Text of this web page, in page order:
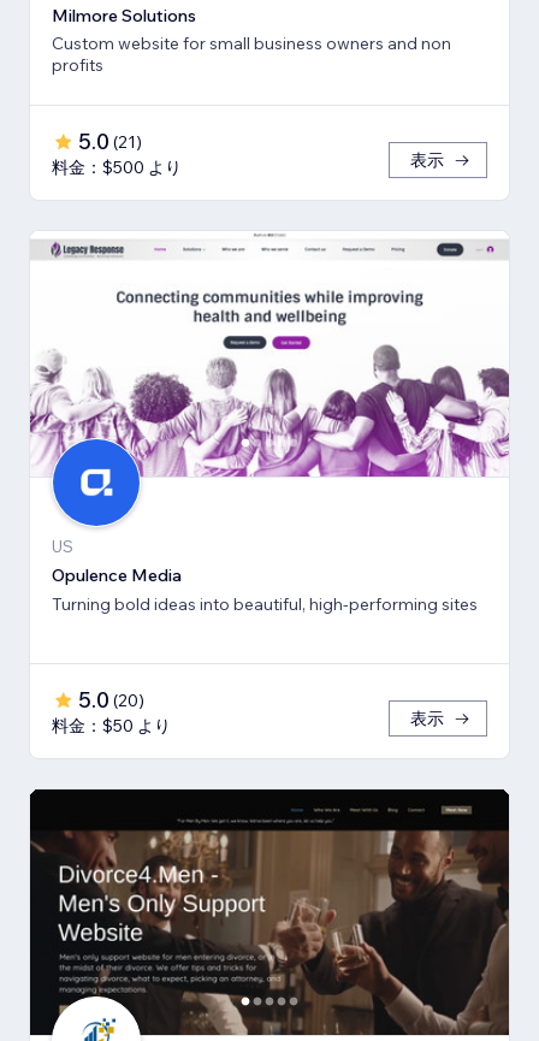
Milmore Solutions
Custom website for small business owners and non
profits
5.0 (21)
料金：$500 より
表示
US
Opulence Media
Turning bold ideas into beautiful, high-performing sites
5.0 (20)
料金：$50 より
表示